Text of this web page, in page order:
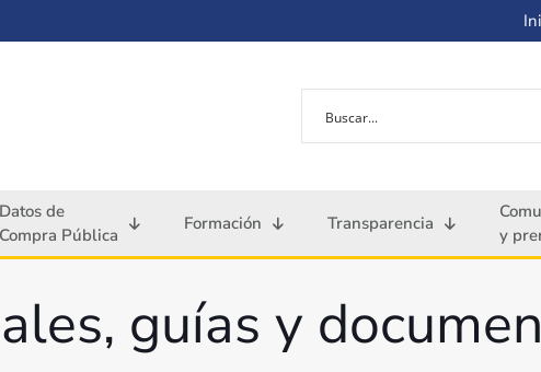
Datos de
Compra Pública
Formación Transparencia
y
guías y